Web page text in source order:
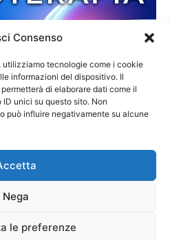
Consenso
utilizziamo tecnologie come i cookie
informazioni del dispositivo. Il
di elaborare dati come il
unici su questo sito. Non
può influire negativamente su alcune
Nega
le preferenze
Cookie Policy Privacy Policy